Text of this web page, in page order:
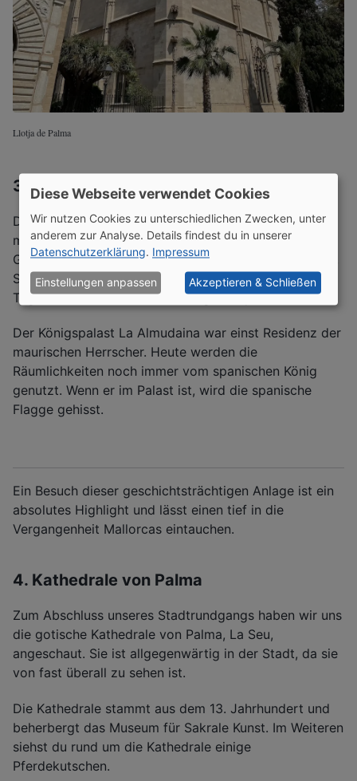
Llotja de Palma
3. Königspalast La Almudaina
Direkt daneben liegt der Königspalast La Almudaina
mit dem historischen Garten S’Hort del Rei. Der
Garten dient als ruhige Parkanlage mit Wasserbecken,
Skulpturen und Springbrunnen. Gerade an heißen
Tagen bietet der Garten schattige Sitzplätze.
Der Königspalast La Almudaina war einst Residenz der
maurischen Herrscher. Heute werden die
Räumlichkeiten noch immer vom spanischen König
genutzt. Wenn er im Palast ist, wird die spanische
Flagge gehisst.
Ein Besuch dieser geschichtsträchtigen Anlage ist ein
absolutes Highlight und lässt einen tief in die
Vergangenheit Mallorcas eintauchen.
4. Kathedrale von Palma
Zum Abschluss unseres Stadtrundgangs haben wir uns
die gotische Kathedrale von Palma, La Seu,
angeschaut. Sie ist allgegenwärtig in der Stadt, da sie
von fast überall zu sehen ist.
Die Kathedrale stammt aus dem 13. Jahrhundert und
beherbergt das Museum für Sakrale Kunst. Im Weiteren
siehst du rund um die Kathedrale einige
Pferdekutschen.
Diese Webseite verwendet Cookies
Wir nutzen Cookies zu unterschiedlichen Zwecken, unter
anderem zur Analyse. Details findest du in unserer
Datenschutzerklärung. Impressum
Einstellungen anpassen Akzeptieren & Schließen